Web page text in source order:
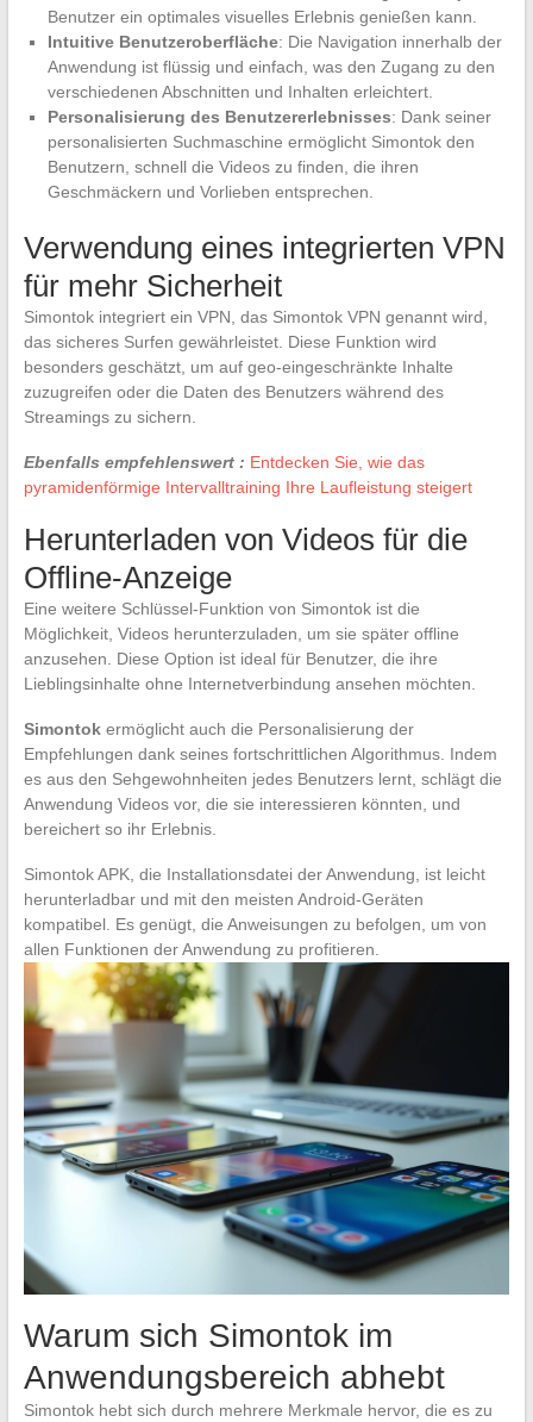
Benutzer ein optimales visuelles Erlebnis genießen kann.
Intuitive Benutzeroberfläche: Die Navigation innerhalb der
Anwendung ist flüssig und einfach, was den Zugang zu den
verschiedenen Abschnitten und Inhalten erleichtert.
Personalisierung des Benutzererlebnisses: Dank seiner
personalisierten Suchmaschine ermöglicht Simontok den
Benutzern, schnell die Videos zu finden, die ihren
Geschmäckern und Vorlieben entsprechen.
Verwendung eines integrierten VPN
für mehr Sicherheit
Simontok integriert ein VPN, das Simontok VPN genannt wird,
das sicheres Surfen gewährleistet. Diese Funktion wird
besonders geschätzt, um auf geo-eingeschränkte Inhalte
zuzugreifen oder die Daten des Benutzers während des
Streamings zu sichern.
Ebenfalls empfehlenswert : Entdecken Sie, wie das
pyramidenförmige Intervalltraining Ihre Laufleistung steigert
Herunterladen von Videos für die
Offline-Anzeige
Eine weitere Schlüssel-Funktion von Simontok ist die
Möglichkeit, Videos herunterzuladen, um sie später offline
anzusehen. Diese Option ist ideal für Benutzer, die ihre
Lieblingsinhalte ohne Internetverbindung ansehen möchten.
Simontokermöglicht auch die Personalisierung der
Empfehlungen dank seines fortschrittlichen Algorithmus. Indem
es aus den Sehgewohnheiten jedes Benutzers lernt, schlägt die
Anwendung Videos vor, die sie interessieren könnten, und
bereichert so ihr Erlebnis.
Simontok APK, die Installationsdatei der Anwendung, ist leicht
herunterladbar und mit den meisten Android-Geräten
kompatibel. Es genügt, die Anweisungen zu befolgen, um von
allen Funktionen der Anwendung zu profitieren.
Warum sich Simontok im
Anwendungsbereich abhebt
Simontok hebt sich durch mehrere Merkmale hervor, die es zu